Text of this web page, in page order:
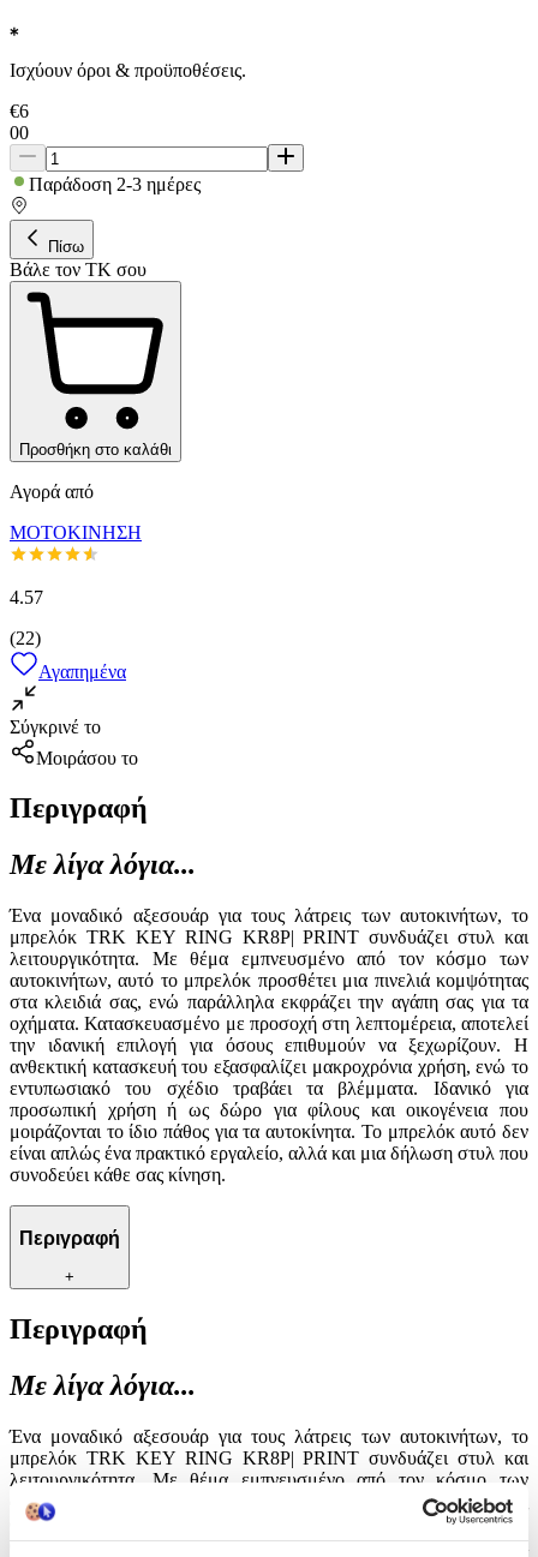
Ισχύουν όροι & προϋποθέσεις.
€6
00
Παράδοση 2-3 ημέρες
Πίσω
Βάλε τον ΤΚ σου
Προσθήκη στο καλάθι
Αγορά από
ΜΟΤΟΚΙΝΗΣΗ
4.57
(22)
Αγαπημένα
Σύγκρινέ το
Μοιράσου το
Περιγραφή
Με λίγα λόγια...
Ένα μοναδικό αξεσουάρ για τους λάτρεις των αυτοκινήτων, το
μπρελόκ TRK KEY RING KR8P| PRINT συνδυάζει στυλ και
λειτουργικότητα. Με θέμα εμπνευσμένο από τον κόσμο των
αυτοκινήτων, αυτό το μπρελόκ προσθέτει μια πινελιά κομψότητας
στα κλειδιά σας, ενώ παράλληλα εκφράζει την αγάπη σας για τα
οχήματα. Κατασκευασμένο με προσοχή στη λεπτομέρεια, αποτελεί
την ιδανική επιλογή για όσους επιθυμούν να ξεχωρίζουν. Η
ανθεκτική κατασκευή του εξασφαλίζει μακροχρόνια χρήση, ενώ το
εντυπωσιακό του σχέδιο τραβάει τα βλέμματα. Ιδανικό για
προσωπική χρήση ή ως δώρο για φίλους και οικογένεια που
μοιράζονται το ίδιο πάθος για τα αυτοκίνητα. Το μπρελόκ αυτό δεν
είναι απλώς ένα πρακτικό εργαλείο, αλλά και μια δήλωση στυλ που
συνοδεύει κάθε σας κίνηση.
Περιγραφή
+
Περιγραφή
Με λίγα λόγια...
Ένα μοναδικό αξεσουάρ για τους λάτρεις των αυτοκινήτων, το
μπρελόκ TRK KEY RING KR8P| PRINT συνδυάζει στυλ και
λειτουργικότητα. Με θέμα εμπνευσμένο από τον κόσμο των
αυτοκινήτων, αυτό το μπρελόκ προσθέτει μια πινελιά κομψότητας
στα κλειδιά σας, ενώ παράλληλα εκφράζει την αγάπη σας για τα
οχήματα. Κατασκευασμένο με προσοχή στη λεπτομέρεια, αποτελεί